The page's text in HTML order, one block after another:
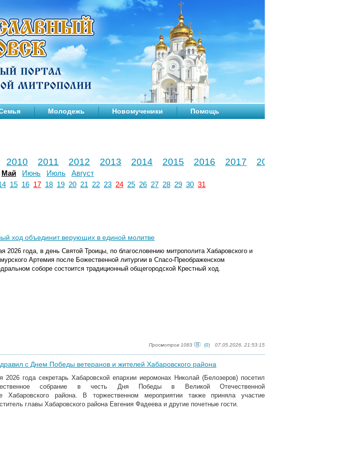
Молодежь Новомученики Помощь
2010 2011 2012 2013 2014 2015 2016 2017 2018
Май Июнь Июль
Август
15 16 17 18 19 20 21 22 23 24 25 26 27 28 29 30 31
ход объединит верующих в единой молитве
2026 года, в день Святой Троицы, по благословению митрополита Хабаровского и
Артемия после Божественной литургии в Спасо-Преображенском
соборе состоится традиционный общегородской Крестный ход.
Просмотров 1083 (0) 07.05.2026, 21:53:15
с Днем Победы ветеранов и жителей Хабаровского района
2026 года секретарь Хабаровской епархии иеромонах Николай (Белозеров) посетил
собрание в честь Дня Победы в Великой Отечественной
Хабаровского района. В торжественном мероприятии также приняла участие
главы Хабаровского района Евгения Фадеева и другие почетные гости.